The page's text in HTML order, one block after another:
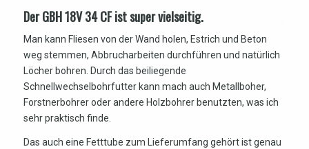
Der GBH 18V 34 CF ist super vielseitig.
Man kann Fliesen von der Wand holen, Estrich und Beton
weg stemmen, Abbrucharbeiten durchführen und natürlich
Löcher bohren. Durch das beiliegende
Schnellwechselbohrfutter kann mach auch Metallboher,
Forstnerbohrer oder andere Holzbohrer benutzten, was ich
sehr praktisch finde.
Das auch eine Fetttube zum Lieferumfang gehört ist genau